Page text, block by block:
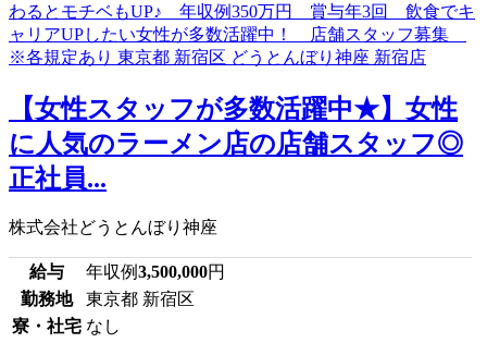
【女性スタッフが多数活躍中★】女性
に人気のラーメン店の店舗スタッフ◎
正社員...
株式会社どうとんぼり神座
給与 年収例3,500,000円
勤務地
東京都 新宿区
寮・社宅 なし